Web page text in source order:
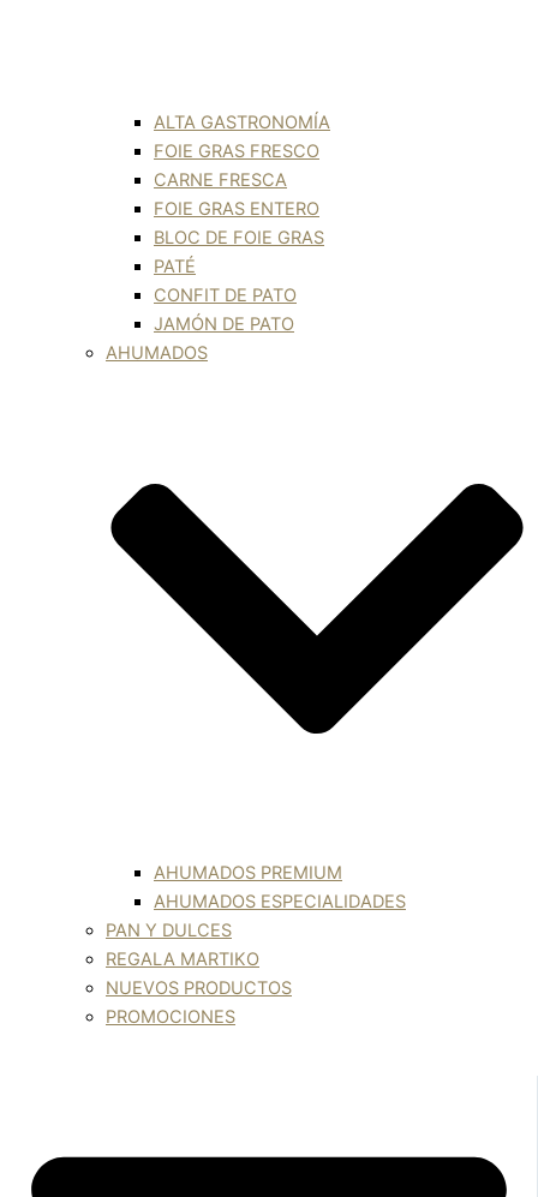
ALTA GASTRONOMÍA
FOIE GRAS FRESCO
CARNE FRESCA
FOIE GRAS ENTERO
BLOC DE FOIE GRAS
PATÉ
CONFIT DE PATO
JAMÓN DE PATO
AHUMADOS
AHUMADOS PREMIUM
AHUMADOS ESPECIALIDADES
PAN Y DULCES
REGALA MARTIKO
NUEVOS PRODUCTOS
PROMOCIONES